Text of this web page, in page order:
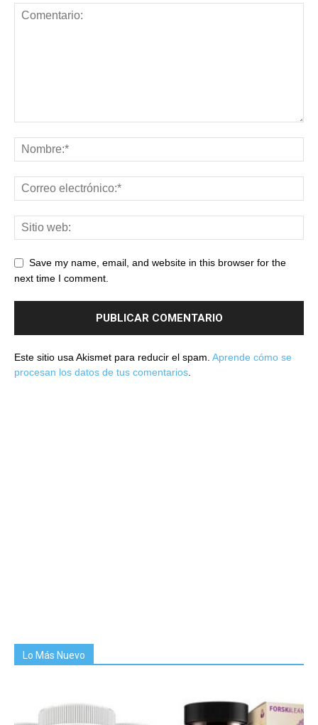
Save my name, email, and website in this browser for the
next time I comment.
Este sitio usa Akismet para reducir el spam. Aprende cómo se
procesan los datos de tus comentarios
Lo Más Nuevo